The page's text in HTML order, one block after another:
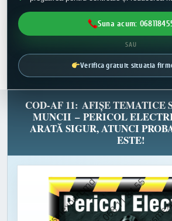
Suna acum:
SAU
Verifica gratuit situatia
COD-AF 11: AFIȘE TEMATICE
MUNCII – PERICOL
ARATĂ SIGUR, ATUNCI
ESTE!